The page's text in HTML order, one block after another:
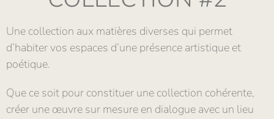
Une collection aux matières diverses qui permet
d’habiter vos espaces d’une présence artistique et
poétique.
Que ce soit pour constituer une collection cohérente,
créer une œuvre sur mesure en dialogue avec un lieu